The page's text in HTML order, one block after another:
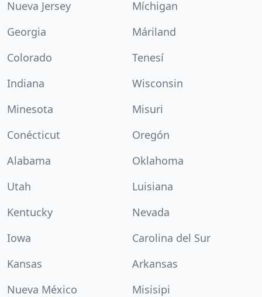
Nueva Jersey
Míchigan
Georgia
Máriland
Colorado
Tenesí
Indiana
Wisconsin
Minesota
Misuri
Conécticut
Oregón
Alabama
Oklahoma
Utah
Luisiana
Kentucky
Nevada
Iowa
Carolina del Sur
Kansas
Arkansas
Nueva México
Misisipi